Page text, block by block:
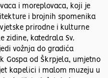
i moreplovaca, koji je
i brojnih spomenika
prirodne i kulturne
zidine, katedrala Sv.
vožnja do gradića
Gospa od Škrpjela, umjetno
kapelici i malom muzeju u